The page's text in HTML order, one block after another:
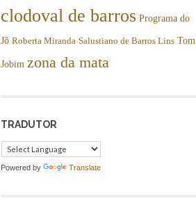
clodoval de barros Programa do
Jô Roberta Miranda Salustiano de Barros Lins Tom
Jobim zona da mata
TRADUTOR
Powered by Translate